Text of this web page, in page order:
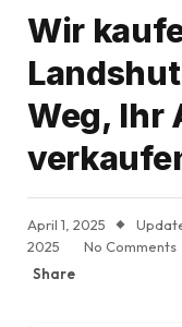
Wir
Weg, Ihr
April 1, 2025
2025
No Comments
Share